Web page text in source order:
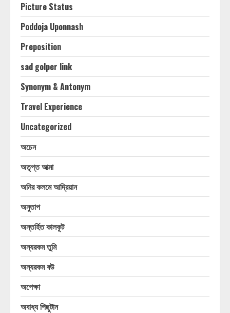
Picture Status
Poddoja Uponnash
Preposition
sad golper link
Synonym & Antonym
Travel Experience
Uncategorized
অচেন
অতৃপ্ত আত্মা
অনির কলমে আদ্রিয়ান
অনুতাপ
অন্তর্হিত কালকূট
অন্যরকম তুমি
অন্যরকম বউ
অপেক্ষা
অবাধ্য পিছুটান